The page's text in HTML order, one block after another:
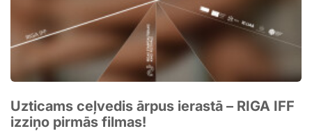
Uzticams ceļvedis ārpus ierastā – RIGA IFF
izziņo pirmās filmas!